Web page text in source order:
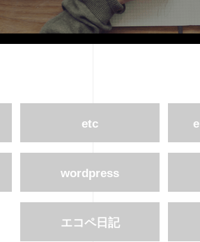
etc
wordpress
エコペ日記